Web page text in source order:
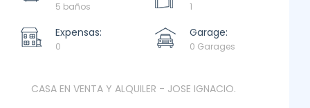
5 baños 1
Expensas:
0
Garage:
0 Garages
CASA EN VENTA Y ALQUILER - JOSE IGNACIO.